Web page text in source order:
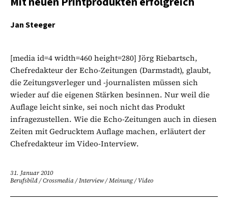
Jan Steeger
[media id=4 width=460 height=280] Jörg Riebartsch,
Chefredakteur der Echo-Zeitungen (Darmstadt), glaubt,
die Zeitungsverleger und -journalisten müssen sich
wieder auf die eigenen Stärken besinnen. Nur weil die
Auflage leicht sinke, sei noch nicht das Produkt
infragezustellen. Wie die Echo-Zeitungen auch in diesen
Zeiten mit Gedrucktem Auflage machen, erläutert der
Chefredakteur im Video-Interview.
31. Januar 2010
Berufsbild/Crossmedia/Interview/Meinung/Video